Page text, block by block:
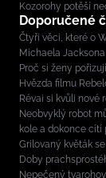
Kozorohy potěší
Doporučené
Čtyři věci, které o
Michaela
Proč si ženy
Hvězda filmu
Révai si kvůli nové
Neobvyklý robot
kole a dokonce cítí
Grilovaný květák
Doby
Nepečený